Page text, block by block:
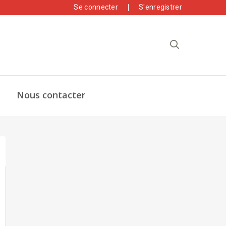
Se connecter S'enregistrer
Nous contacter